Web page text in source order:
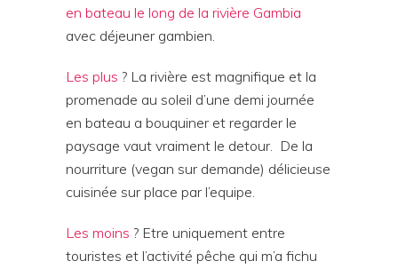
en bateau le long de la rivière Gambia
avec déjeuner gambien.
Les plus ? La rivière est magnifique et la
promenade au soleil d’une demi journée
en bateau a bouquiner et regarder le
paysage vaut vraiment le detour. De la
nourriture (vegan sur demande) délicieuse
cuisinée sur place par l’equipe.
Les moins ? Etre uniquement entre
touristes et l’activité pêche qui m’a fichu